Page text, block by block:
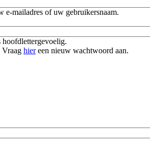
e-mailadres of uw gebruikersnaam.
Vraag hiereen nieuw wachtwoord aan.